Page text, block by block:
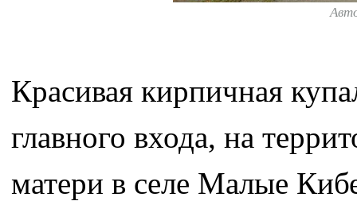
Красивая кирпичная
главного входа, на
матери в селе Малые